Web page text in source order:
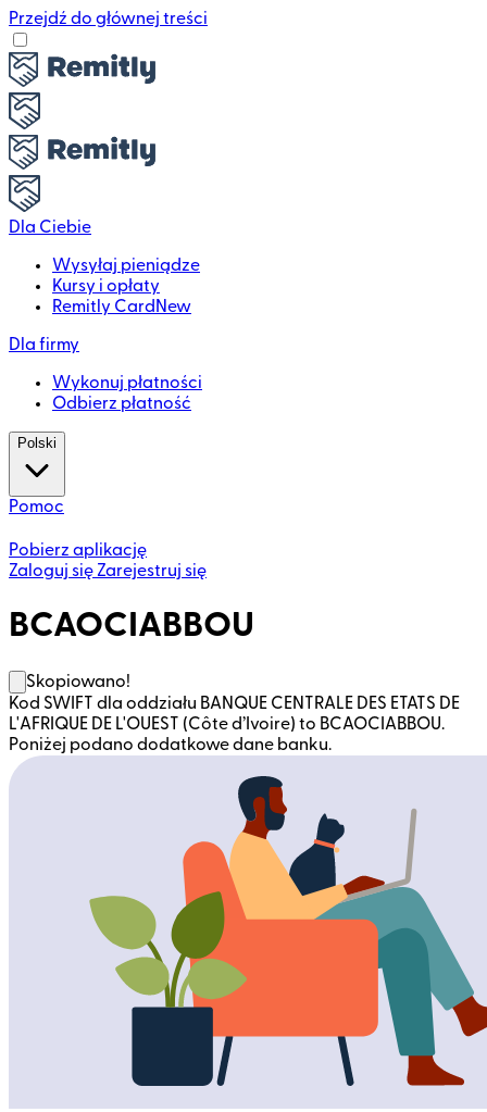
Przejdź do głównej treści
Dla Ciebie
Wysyłaj pieniądze
Kursy i opłaty
Remitly Card New
Dla firmy
Wykonuj płatności
Odbierz płatność
Polski
Pomoc
Pobierz aplikację
Zaloguj się Zarejestruj się
BCAOCIABBOU
Skopiowano!
Kod SWIFT dla oddziału BANQUE CENTRALE DES ETATS DE
L'AFRIQUE DE L'OUEST (Côte d’Ivoire) to BCAOCIABBOU.
Poniżej podano dodatkowe dane banku.